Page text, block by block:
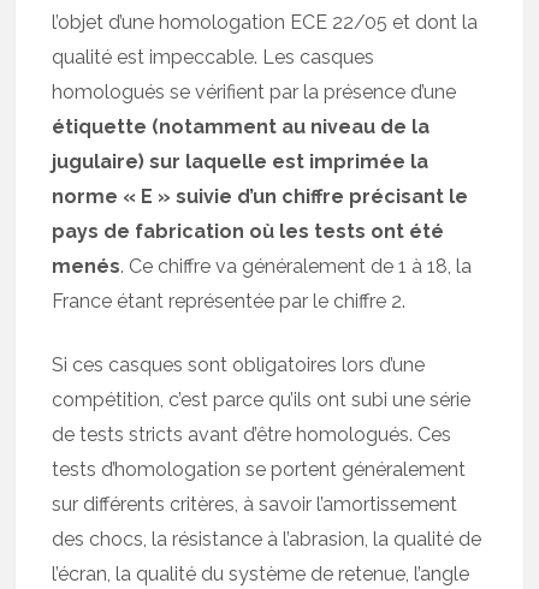
l’objet d’une homologation ECE 22/05 et dont la
qualité est impeccable. Les casques
homologués se vérifient par la présence d’une
étiquette (notamment au niveau de la
jugulaire) sur laquelle est imprimée la
norme « E » suivie d’un chiffre précisant le
pays de fabrication où les tests ont été
menés. Ce chiffre va généralement de 1 à 18, la
France étant représentée par le chiffre 2.
Si ces casques sont obligatoires lors d’une
compétition, c’est parce qu’ils ont subi une série
de tests stricts avant d’être homologués. Ces
tests d’homologation se portent généralement
sur différents critères, à savoir l’amortissement
des chocs, la résistance à l’abrasion, la qualité de
l’écran, la qualité du système de retenue, l’angle